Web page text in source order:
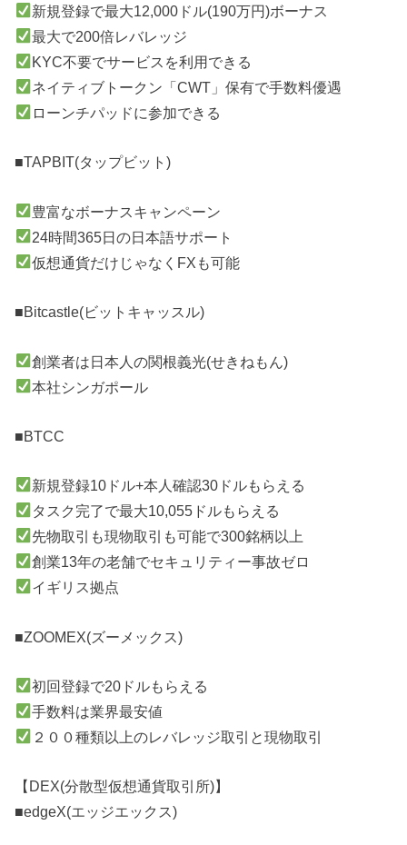
新規登録で最大12,000ドル(190万円)ボーナス
最大で200倍レバレッジ
KYC不要でサービスを利用できる
ネイティブトークン「CWT」保有で手数料優遇
ローンチパッドに参加できる
■TAPBIT(タップビット)
豊富なボーナスキャンペーン
24時間365日の日本語サポート
仮想通貨だけじゃなくFXも可能
■Bitcastle(ビットキャッスル)
創業者は日本人の関根義光(せきねもん)
本社シンガポール
■BTCC
新規登録10ドル+本人確認30ドルもらえる
タスク完了で最大10,055ドルもらえる
先物取引も現物取引も可能で300銘柄以上
創業13年の老舗でセキュリティー事故ゼロ
イギリス拠点
■ZOOMEX(ズーメックス)
初回登録で20ドルもらえる
手数料は業界最安値
２００種類以上のレバレッジ取引と現物取引
【DEX(分散型仮想通貨取引所)】
■edgeX(エッジエックス)